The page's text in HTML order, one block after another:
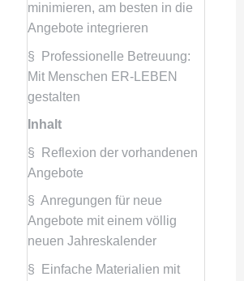
minimieren, am besten in die
Angebote integrieren
§ Professionelle Betreuung:
Mit Menschen ER-LEBEN
gestalten
Inhalt
§ Reflexion der vorhandenen
Angebote
§ Anregungen für neue
Angebote mit einem völlig
neuen Jahreskalender
§ Einfache Materialien mit